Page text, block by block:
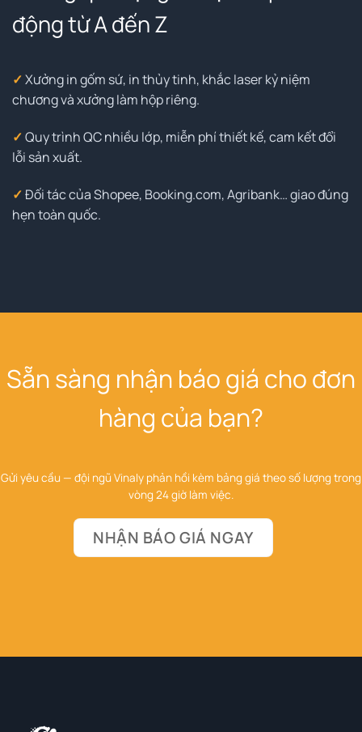
động từ A đến Z
✓Xưởng in gốm sứ, in thủy tinh, khắc laser kỷ niệm
chương và xưởng làm hộp riêng.
✓Quy trình QC nhiều lớp, miễn phí thiết kế, cam kết đổi
lỗi sản xuất.
✓Đối tác của Shopee, Booking.com, Agribank… giao đúng
hẹn toàn quốc.
Sẵn sàng nhận báo giá cho đơn
hàng của bạn?
Gửi yêu cầu — đội ngũ Vinaly phản hồi kèm bảng giá theo số lượng trong
vòng 24 giờ làm việc.
NHẬN BÁO GIÁ NGAY